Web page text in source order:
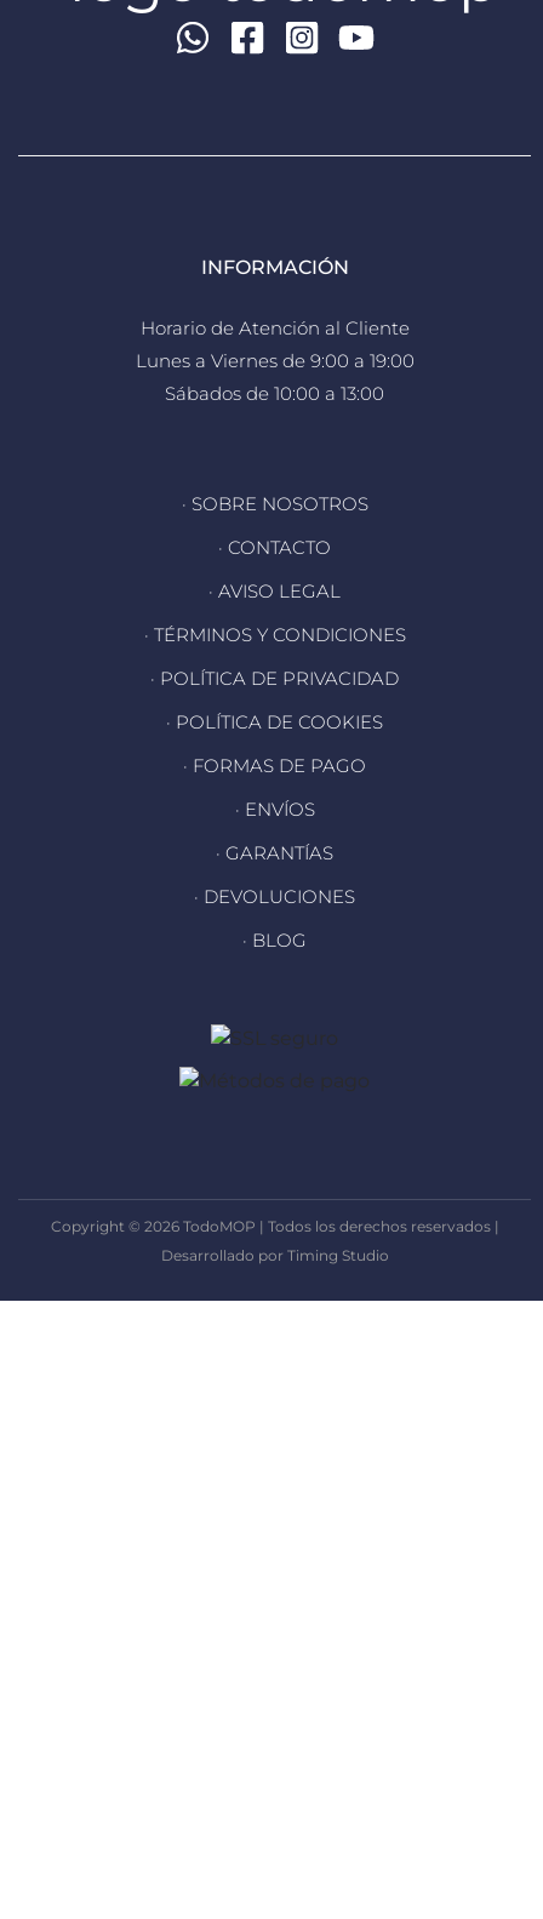
INFORMACIÓN
Horario de Atención al Cliente
Lunes a Viernes de 9:00 a 19:00
Sábados de 10:00 a 13:00
· SOBRE NOSOTROS
· CONTACTO
· AVISO LEGAL
· TÉRMINOS Y CONDICIONES
· POLÍTICA DE PRIVACIDAD
· POLÍTICA DE COOKIES
· FORMAS DE PAGO
· ENVÍOS
· GARANTÍAS
· DEVOLUCIONES
· BLOG
Copyright © 2026 TodoMOP | Todos los derechos reservados |
Desarrollado por Timing Studio